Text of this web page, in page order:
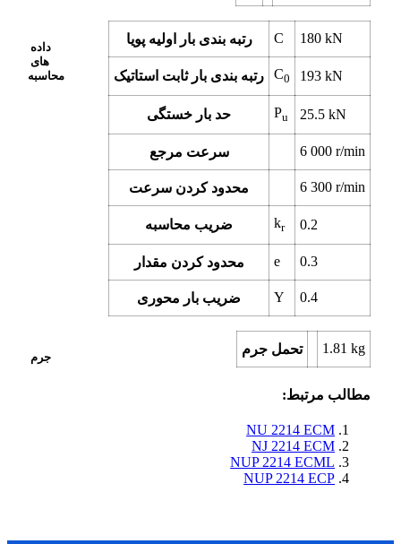
داده
های
محاسبه
رتبه بندی بار اولیه پویا C 180kN
رتبه بندی بار ثابت استاتیک C0 193kN
حد بار خستگی Pu 25.5kN
سرعت مرجع 6 000r/min
محدود کردن سرعت 6 300r/min
ضریب محاسبه kr 0.2
محدود کردن مقدار e 0.3
ضریب بار محوری Y 0.4
جرم
تحمل جرم 1.81kg
مطالب مرتبط:
NU 2214 ECM
NJ 2214 ECM
NUP 2214 ECML
NUP 2214 ECP